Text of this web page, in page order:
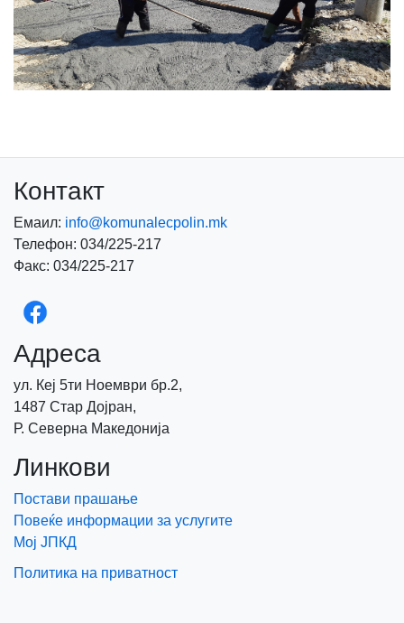
Контакт
Емаил: info@komunalecpolin.mk
Телефон: 034/225-217
Факс: 034/225-217
Адреса
ул. Кеј 5ти Ноември бр.2,
1487 Стар Дојран,
Р. Северна Македонија
Линкови
Постави прашање
Повеќе информации за услугите
Мој ЈПКД
Политика на приватност